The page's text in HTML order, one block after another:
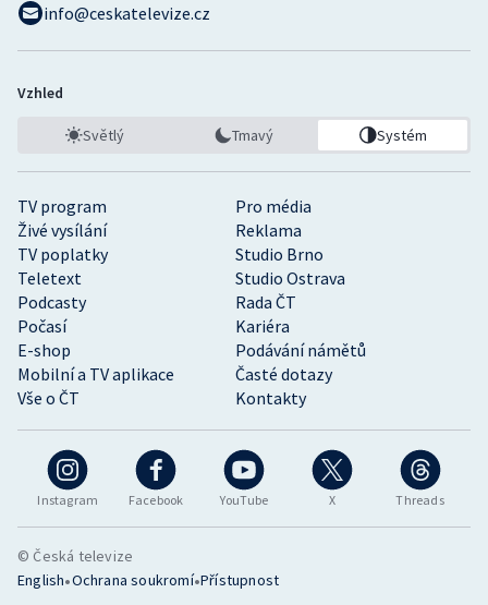
Instagram Facebook YouTube X Threads
TV program
Pro média
Živé vysílání
Reklama
TV poplatky
Studio Brno
Teletext
Studio Ostrava
Podcasty
Rada ČT
Počasí
Kariéra
E-shop
Podávání námětů
Mobilní a TV aplikace
Časté dotazy
Vše o ČT
Kontakty
info@ceskatelevize.cz
Vzhled
Světlý Tmavý Systém
© Česká televize
English•Ochrana soukromí•Přístupnost